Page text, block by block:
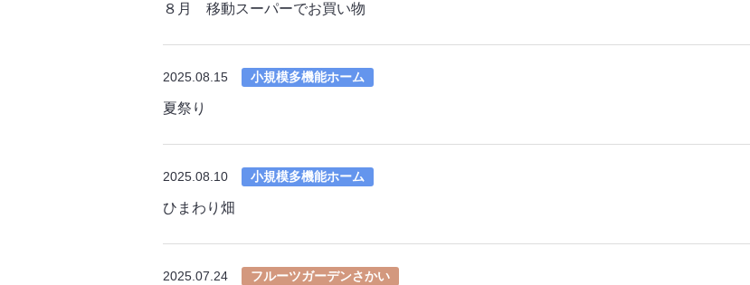
８月 移動スーパーでお買い物
2025.08.15 小規模多機能ホーム
夏祭り
2025.08.10 小規模多機能ホーム
ひまわり畑
2025.07.24 フルーツガーデンさかい